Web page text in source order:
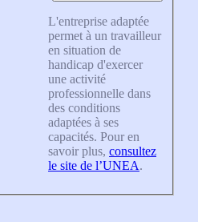
L'entreprise adaptée
permet à un travailleur
en situation de
handicap d'exercer
une activité
professionnelle dans
des conditions
adaptées à ses
capacités. Pour en
savoir plus, consultez
le site de l’UNEA.